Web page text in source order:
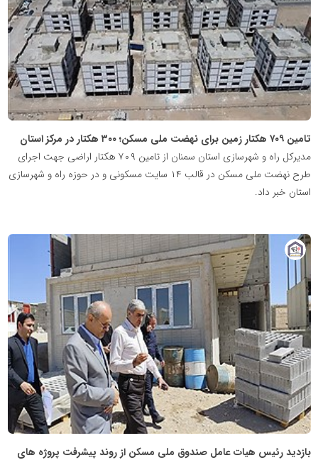
تامین ۷۰۹ هکتار زمین برای نهضت ملی مسکن؛ ۳۰۰ هکتار در مرکز استان
مدیرکل راه و شهرسازی استان سمنان از تامین ۷۰۹ هکتار اراضی جهت اجرای
طرح نهضت ملی مسکن در قالب ۱۴ سایت مسکونی و در حوزه راه و شهرسازی
استان خبر داد.
ملی
مسکن
بازدید رئیس هیات عامل صندوق ملی مسکن از روند پیشرفت‌ پروژه های
پایگاه
خبری
نهضت
ملی
مسکن